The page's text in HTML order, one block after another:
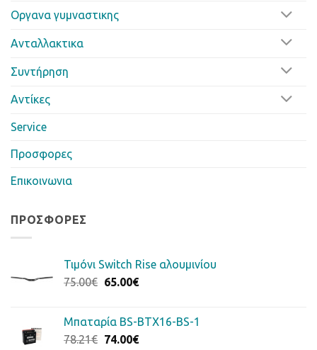
Οργανα γυμναστικης
Ανταλλακτικα
Συντήρηση
Αντίκες
Service
Προσφορες
Επικοινωνια
ΠΡΟΣΦΟΡΈΣ
Τιμόνι Switch Rise αλουμινίου
75.00€ Original
75.00€.
65.00€Η
είναι:
65.00€.
Μπαταρία BS-BTX16-BS-1
78.21€ Original
74.00€Η